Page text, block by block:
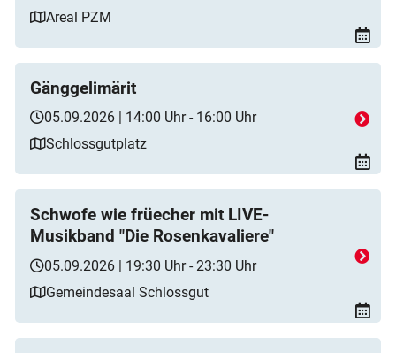
Areal PZM
Gänggelimärit
05.09.2026 | 14:00 Uhr - 16:00 Uhr
Schlossgutplatz
Schwofe wie früecher mit LIVE-
Musikband "Die Rosenkavaliere"
05.09.2026 | 19:30 Uhr - 23:30 Uhr
Gemeindesaal Schlossgut